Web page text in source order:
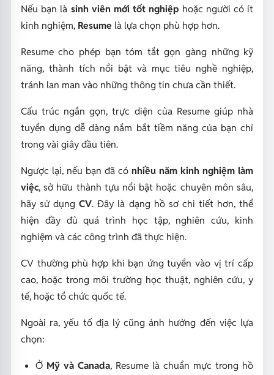
Nếu bạn là sinh viên mới tốt nghiệp hoặc người có ít
kinh nghiệm, Resume là lựa chọn phù hợp hơn.
Resume cho phép bạn tóm tắt gọn gàng những kỹ
năng, thành tích nổi bật và mục tiêu nghề nghiệp,
tránh lan man vào những thông tin chưa cần thiết.
Cấu trúc ngắn gọn, trực diện của Resume giúp nhà
tuyển dụng dễ dàng nắm bắt tiềm năng của bạn chỉ
trong vài giây đầu tiên.
Ngược lại, nếu bạn đã cónhiều năm kinh nghiệm làm
việc, sở hữu thành tựu nổi bật hoặc chuyên môn sâu,
hãy sử dụngCV. Đây là dạng hồ sơ chi tiết hơn, thể
hiện đầy đủ quá trình học tập, nghiên cứu, kinh
nghiệm và các công trình đã thực hiện.
CV thường phù hợp khi bạn ứng tuyển vào vị trí cấp
cao, hoặc trong môi trường học thuật, nghiên cứu, y
tế, hoặc tổ chức quốc tế.
Ngoài ra, yếu tố địa lý cũng ảnh hưởng đến việc lựa
chọn:
Ở Mỹ và Canada, Resume là chuẩn mực trong hồ